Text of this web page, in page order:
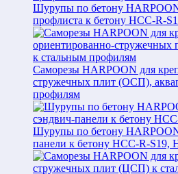
Шурупы по бетону
профлиста к бетону HCC-R-
Саморезы HARPOON для
стружечных плит (ОСП),
профилям
Шурупы по бетону
панели к бетону HCC-R-S19,